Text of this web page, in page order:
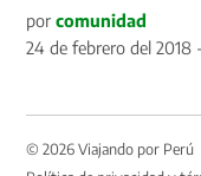
por comunidad
24 de febrero del 2018
© 2026 Viajando por Perú